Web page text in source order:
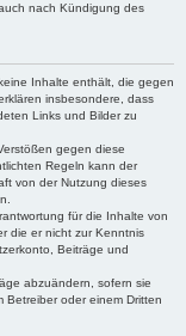
nach Kündigung des
Inhalte enthält, die gegen
insbesondere, dass
Links und Bilder zu
gegen diese
Regeln kann der
von der Nutzung dieses
für die Inhalte von
die er nicht zur Kenntnis
Beiträge und
abzuändern, sofern sie
oder einem Dritten